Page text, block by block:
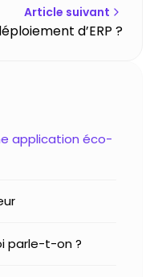
Article suivant
d’ERP ?
application éco-
parle-t-on ?